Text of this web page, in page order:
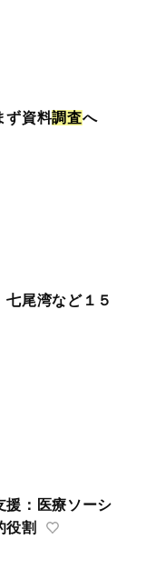
資料調査へ
七尾湾など１５
援：医療ソーシ
役割